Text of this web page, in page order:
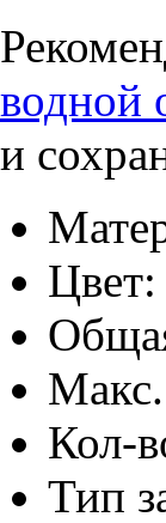
водной
и
Кол-
Тип